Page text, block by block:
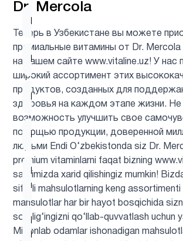
Dr. Mercola
Теперь в Узбекистане вы можете
премиальные витамины от Dr. Mercola
на нашем сайте www.vitaline.uz! У нас
широкий ассортимент этих
продуктов, созданных для
здоровья на каждом этапе жизни. Не
возможность улучшить свое
помощью продукции, доверенной
людьми Endi O‘zbekistonda siz Dr.
premium vitaminlarni faqat bizning
saytimizda xarid qilishingiz mumkin!
sifatli mahsulotlarning keng assortimenti
mahsulotlar har bir hayot bosqichida
sog‘lig‘ingizni qo‘llab-quvvatlash uchun
Millionlab odamlar ishonadigan
Бетаин 1
Брокколи 1
Вегетарианский
продукт
1
Витамин
B
5